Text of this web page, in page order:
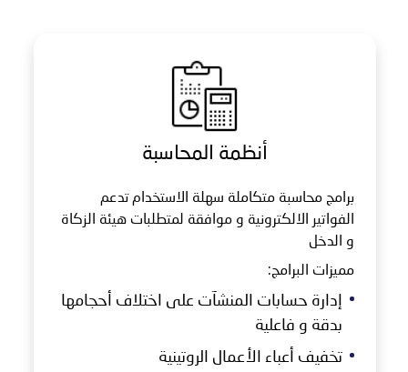
أنظمة المحاسبة
برامج محاسبة متكاملة سهلة الاستخدام تدعم
الفواتير الالكترونية و موافقة لمتطلبات هيئة الزكاة
و الدخل
مميزات البرامج:
إدارة حسابات المنشآت على اختلاف أحجامها
بدقة و فاعلية
تخفيف أعباء الأعمال الروتينية